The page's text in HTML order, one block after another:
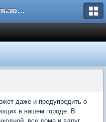
Форум пользователей ООО "Климовская сеть"
даже и предупредить о
в нашем городе. В